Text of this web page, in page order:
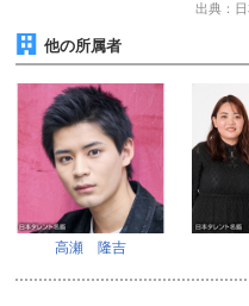
出典：
他の所属者
高瀬 隆吉